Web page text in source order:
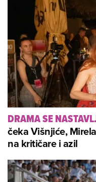
DRAMA SE
čeka Višnjiće,
na kritičare i azil